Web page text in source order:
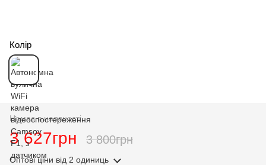
Колір
Немає в наявності
3 627грн 3 800грн
Оптові ціни від 2 одиниць